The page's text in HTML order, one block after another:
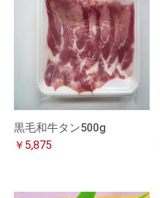
黒毛和牛タン500g
￥5,875